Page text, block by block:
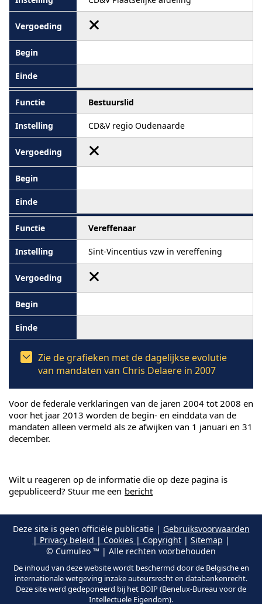
Bestuurslid
CD&V regio Oudenaarde
Vereffenaar
Sint-Vincentius vzw in vereffening
Zie de grafieken met de dagelijkse evolutie
van mandaten van Chris Delaere in 2007
Voor de federale verklaringen van de jaren 2004 tot 2008 en
voor het jaar 2013 worden de begin- en einddata van de
mandaten alleen vermeld als ze afwijken van 1 januari en 31
december.
Wilt u reageren op de informatie die op deze pagina is
gepubliceerd? Stuur me een bericht
Deze site is geen officiële publicatie | Gebruiksvoorwaarden
| Privacy beleid | Cookies | Copyright| Sitemap |
© Cumuleo ™ | Alle rechten voorbehouden
De inhoud van deze website wordt beschermd door de Belgische en
internationale wetgeving inzake auteursrecht en databankenrecht.
Deze site werd gedeponeerd bij het BOIP (Benelux-Bureau voor de
Intellectuele Eigendom).